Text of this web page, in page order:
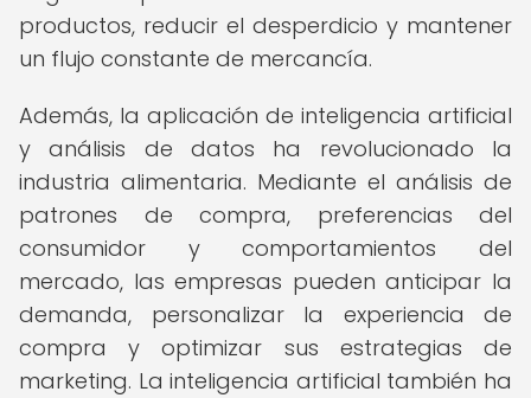
productos, reducir el desperdicio y mantener
un flujo constante de mercancía.
Además, la aplicación de inteligencia artificial
y análisis de datos ha revolucionado la
industria alimentaria. Mediante el análisis de
patrones de compra, preferencias del
consumidor y comportamientos del
mercado, las empresas pueden anticipar la
demanda, personalizar la experiencia de
compra y optimizar sus estrategias de
marketing. La inteligencia artificial también ha